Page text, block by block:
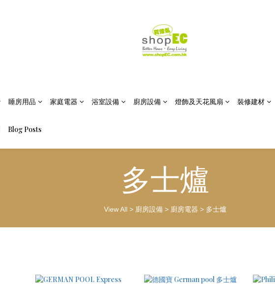
睡房用品 家庭電器 浴室設備 廚房設備 燈飾及天花風扇 裝修建材
Blog Posts
多士爐
View All> 廚房設備> 廚房電器 > 多士爐